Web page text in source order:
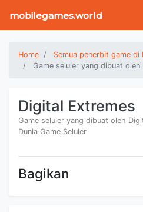
mobilegames.world
Home
Semua penerbit game di
Game seluler yang dibuat
Digital Extremes
Game seluler yang dibuat oleh
Dunia Game Seluler
Bagikan